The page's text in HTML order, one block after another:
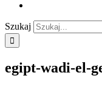
Szukaj
egipt-wadi-el-